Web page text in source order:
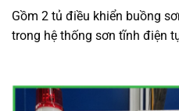
Gồm 2 tủ điều khiển buồng
trong hệ thống sơn tĩnh điện